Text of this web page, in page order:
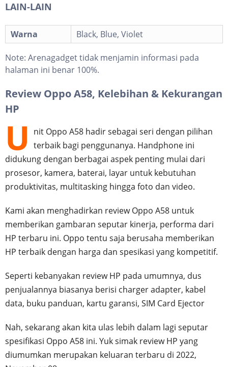
LAIN-LAIN
Warna Black, Blue, Violet
Note: Arenagadget tidak menjamin informasi pada
halaman ini benar 100%.
Review Oppo A58, Kelebihan & Kekurangan
HP
U
nit Oppo A58 hadir sebagai seri dengan pilihan
terbaik bagi penggunanya. Handphone ini
didukung dengan berbagai aspek penting mulai dari
prosesor, kamera, baterai, layar untuk kebutuhan
produktivitas, multitasking hingga foto dan video.
Kami akan menghadirkan review Oppo A58 untuk
memberikan gambaran seputar kinerja, performa dari
HP terbaru ini. Oppo tentu saja berusaha memberikan
HP terbaik dengan harga dan spesikasi yang kompetitif.
Seperti kebanyakan review HP pada umumnya, dus
penjualannya biasanya berisi charger adapter, kabel
data, buku panduan, kartu garansi, SIM Card Ejector
Nah, sekarang akan kita ulas lebih dalam lagi seputar
spesifikasi Oppo A58 ini. Yuk simak review HP yang
diumumkan merupakan keluaran terbaru di 2022,